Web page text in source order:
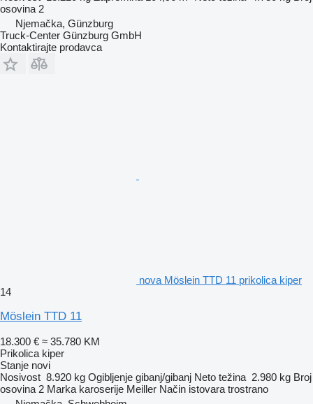
osovina 2
Njemačka, Günzburg
Truck-Center Günzburg GmbH
Kontaktirajte prodavca
nova Möslein TTD 11 prikolica kiper
14
Möslein TTD 11
18.300 € ≈ 35.780 KM
Prikolica kiper
Stanje novi
Nosivost 8.920 kg Ogibljenje gibanj/gibanj Neto težina 2.980 kg Broj
osovina 2 Marka karoserije Meiller Način istovara trostrano